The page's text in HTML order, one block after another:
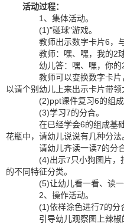
活动过程：
1、集体活动。
(1)"碰球"游戏。
教师出示数字卡片6，与
教师：嘿、嘿，我的2
幼儿答：嘿、嘿，你的2
教师可以变换数字卡片
以请个别幼儿上来出示卡片带领
(2)ppt课件复习6的组成
(3)学习7的分合。
在已经学会6的组成基础
花瓶中，请幼儿说说有几种分法
请幼儿齐读一读7的分合
(4)出示7只小狗图片，
的不同特征分类。
(5)让幼儿看一看、读一
2、操作活动。
(1)依样涂色进行7的分合
引导幼儿观察图上辣椒